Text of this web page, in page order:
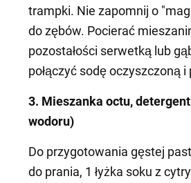
trampki. Nie zapomnij o
do zębów. Pocierać
pozostałości serwetką lub
połączyć sodę oczyszczoną
3. Mieszanka octu,
wodoru)
Do przygotowania gęstej
do prania, 1 łyżka soku z